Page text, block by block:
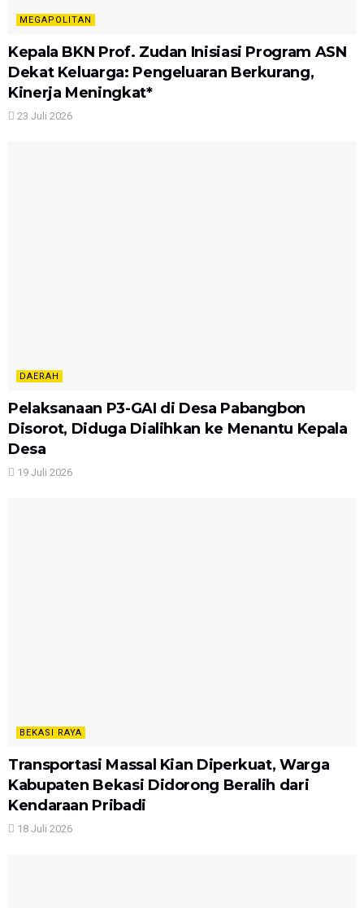
MEGAPOLITAN
Kepala BKN Prof. Zudan Inisiasi Program ASN
Dekat Keluarga: Pengeluaran Berkurang,
Kinerja Meningkat*
23 Juli 2026
DAERAH
Pelaksanaan P3-GAI di Desa Pabangbon
Disorot, Diduga Dialihkan ke Menantu Kepala
Desa
19 Juli 2026
BEKASI RAYA
Transportasi Massal Kian Diperkuat, Warga
Kabupaten Bekasi Didorong Beralih dari
Kendaraan Pribadi
18 Juli 2026